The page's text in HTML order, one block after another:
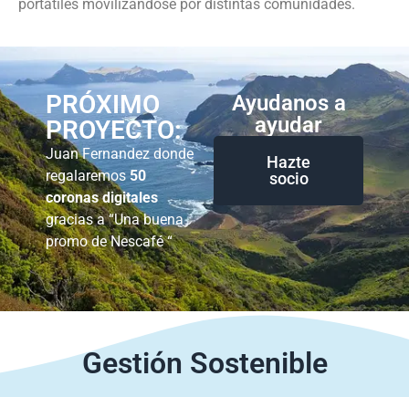
portátiles movilizándose por distintas comunidades.
PRÓXIMO
PROYECTO:
Juan Fernandez donde
regalaremos 50
coronas digitales
gracias a “Una buena
promo de Nescafé “
Ayudanos a
ayudar
Hazte
socio
Gestión Sostenible